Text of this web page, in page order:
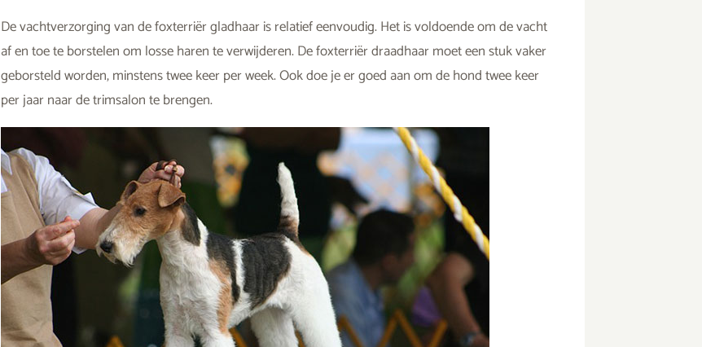
De vachtverzorging van de foxterriër gladhaar is relatief eenvoudig. Het is voldoende om de vacht
af en toe te borstelen om losse haren te verwijderen. De foxterriër draadhaar moet een stuk vaker
geborsteld worden, minstens twee keer per week. Ook doe je er goed aan om de hond twee keer
per jaar naar de trimsalon te brengen.